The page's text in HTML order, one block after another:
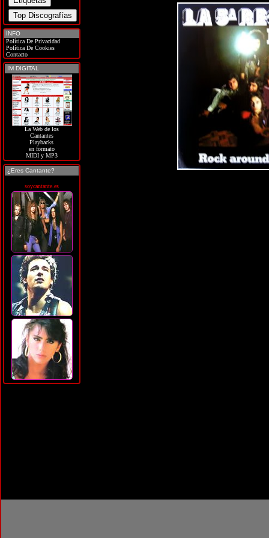
INFO
Política De Privacidad
Política De Cookies
Contacto
IM DIGITAL
La Web de los
Cantantes
Playbacks
en formato
MIDI y MP3
¿Eres Cantante?
soycantante.es